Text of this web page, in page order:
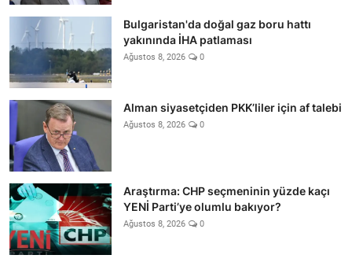
Bulgaristan'da doğal gaz boru hattı
yakınında İHA patlaması
Ağustos 8, 2026 0
Alman siyasetçiden PKK’liler için af talebi
Ağustos 8, 2026 0
Araştırma: CHP seçmeninin yüzde kaçı
YENİ Parti’ye olumlu bakıyor?
Ağustos 8, 2026 0